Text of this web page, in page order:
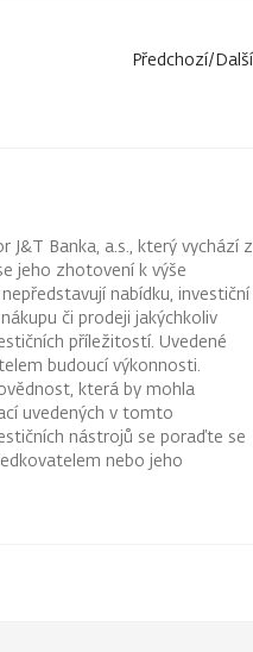
Předchozí/Další
J&T Banka, a.s., který vychází z
jeho zhotovení k výše
nabídku, investiční
či prodeji jakýchkoliv
příležitostí. Uvedené
budoucí výkonnosti.
která by mohla
uvedených v tomto
nástrojů se poraďte se
nebo jeho